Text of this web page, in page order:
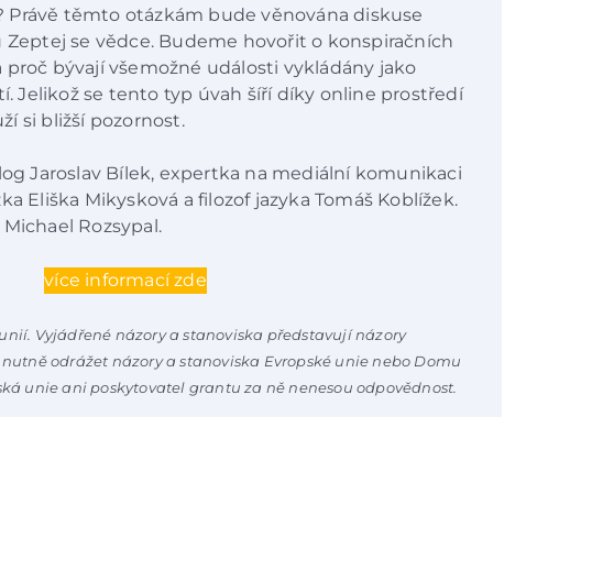
těmto otázkám bude věnována diskuse
se vědce. Budeme hovořit o konspiračních
bývají všemožné události vykládány jako
Jelikož se tento typ úvah šíří díky online prostředí
si bližší pozornost.
Jaroslav Bílek, expertka na mediální komunikaci
Eliška Mikysková a filozof jazyka Tomáš Koblížek.
Rozsypal.
více informací zde
Vyjádřené názory a stanoviska představují názory
odrážet názory a stanoviska Evropské unie nebo Domu
unie ani poskytovatel grantu za ně nenesou odpovědnost.